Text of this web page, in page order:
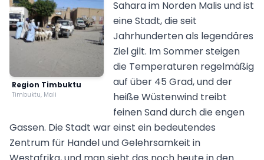
Region Timbuktu
Timbuktu, Mali
Sahara im Norden Malis und ist
eine Stadt, die seit
Jahrhunderten als legendäres
Ziel gilt. Im Sommer steigen
die Temperaturen regelmäßig
auf über 45 Grad, und der
heiße Wüstenwind treibt
feinen Sand durch die engen
Gassen. Die Stadt war einst ein bedeutendes
Zentrum für Handel und Gelehrsamkeit in